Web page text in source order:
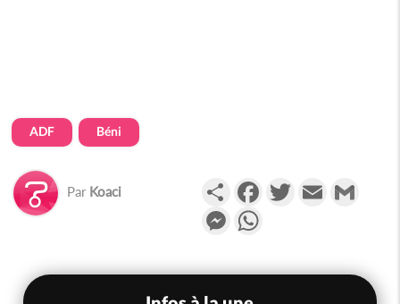
ADF Béni
Par Koaci PartagerFacebookTwitterEmail
Messenger